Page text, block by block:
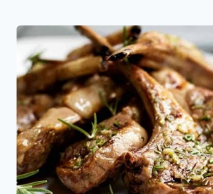
Chuletas
cordero
con
romero